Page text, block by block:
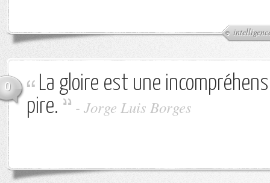
0
La gloire est une
pire.
- Jorge Luis Borges